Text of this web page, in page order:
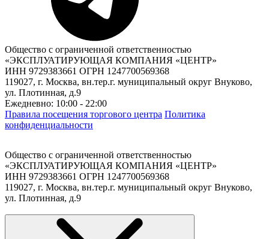
Общество с ограниченной ответственностью
«ЭКСПЛУАТИРУЮЩАЯ КОМПАНИЯ «ЦЕНТР»
ИНН 9729383661 ОГРН 1247700569368
119027, г. Москва, вн.тер.г. муниципальный округ Внуково,
ул. Плотинная, д.9
Ежедневно: 10:00 - 22:00
Правила посещения торгового центра Политика
конфиденциальности
Общество с ограниченной ответственностью
«ЭКСПЛУАТИРУЮЩАЯ КОМПАНИЯ «ЦЕНТР»
ИНН 9729383661 ОГРН 1247700569368
119027, г. Москва, вн.тер.г. муниципальный округ Внуково,
ул. Плотинная, д.9